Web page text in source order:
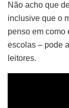
Não acho que
inclusive que o
penso em como
escolas – pode
leitores.